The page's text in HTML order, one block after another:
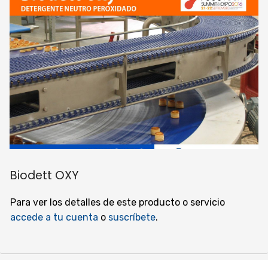
Biodett OXY
Para ver los detalles de este producto o servicio
accede a tu cuenta o suscríbete.